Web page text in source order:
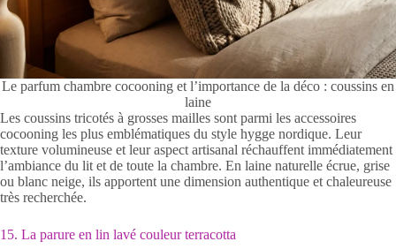
Le parfum chambre cocooning et l’importance de la déco : coussins en
laine
Les coussins tricotés à grosses mailles sont parmi les accessoires
cocooning les plus emblématiques du style hygge nordique. Leur
texture volumineuse et leur aspect artisanal réchauffent immédiatement
l’ambiance du lit et de toute la chambre. En laine naturelle écrue, grise
ou blanc neige, ils apportent une dimension authentique et chaleureuse
très recherchée.
15. La parure en lin lavé couleur terracotta